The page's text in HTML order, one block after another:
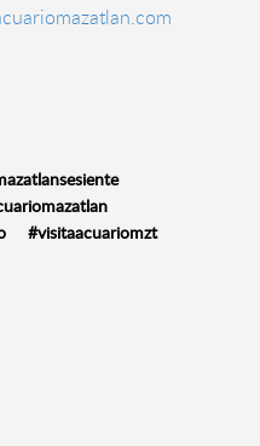
#visitaacuariomzt